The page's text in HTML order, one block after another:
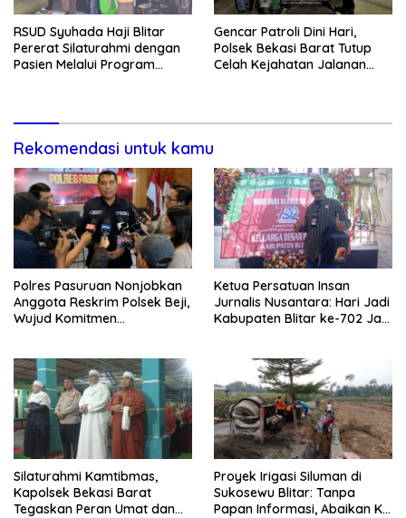
RSUD Syuhada Haji Blitar
Pererat Silaturahmi dengan
Pasien Melalui Program
Gencar Patroli Dini Hari,
Polsek Bekasi Barat Tutup
Celah Kejahatan Jalanan
Rekomendasi untuk kamu
Polres Pasuruan Nonjobkan
Anggota Reskrim Polsek Beji,
Wujud Komitmen
Ketua Persatuan Insan
Jurnalis Nusantara: Hari Jadi
Kabupaten Blitar ke-702 Jadi
Silaturahmi Kamtibmas,
Kapolsek Bekasi Barat
Tegaskan Peran Umat dan
Proyek Irigasi Siluman di
Sukosewu Blitar: Tanpa
Papan Informasi, Abaikan K3,